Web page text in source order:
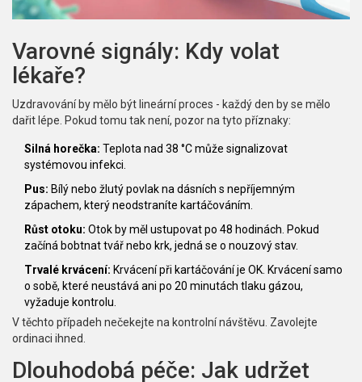
Varovné signály: Kdy volat
lékaře?
Uzdravování by mělo být lineární proces - každý den by se mělo
dařit lépe. Pokud tomu tak není, pozor na tyto příznaky:
Silná horečka: Teplota nad 38 °C může signalizovat
systémovou infekci.
Pus: Bílý nebo žlutý povlak na dásních s nepříjemným
zápachem, který neodstraníte kartáčováním.
Růst otoku: Otok by měl ustupovat po 48 hodinách. Pokud
začíná bobtnat tvář nebo krk, jedná se o nouzový stav.
Trvalé krvácení: Krvácení při kartáčování je OK. Krvácení samo
o sobě, které neustává ani po 20 minutách tlaku gázou,
vyžaduje kontrolu.
V těchto případeh nečekejte na kontrolní návštěvu. Zavolejte
ordinaci ihned.
Dlouhodobá péče: Jak udržet